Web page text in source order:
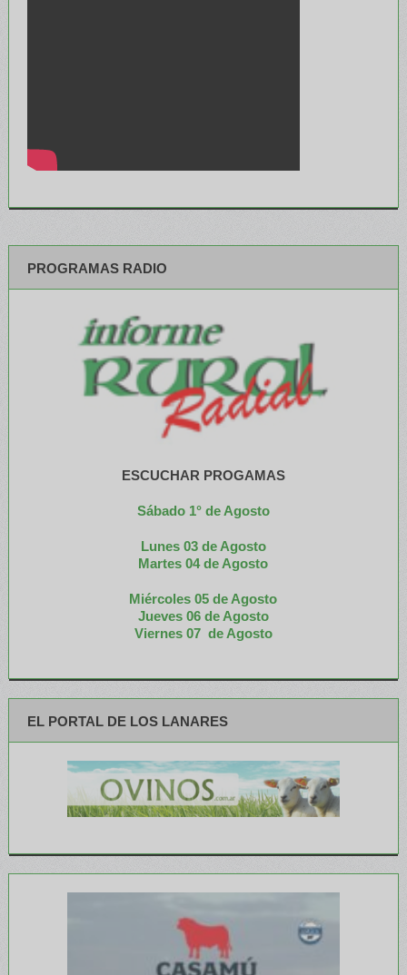
PROGRAMAS RADIO
ESCUCHAR PROGAMAS
Sábado 1° de Agosto
Lunes 03 de Agosto
Martes 04 de Agosto
Miércoles 05 de Agosto
Jueves 06 de Agosto
Viernes 07 de Agosto
EL PORTAL DE LOS LANARES